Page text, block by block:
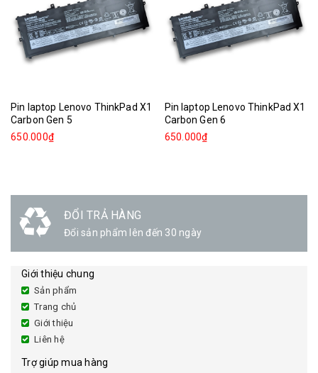
Pin laptop Lenovo ThinkPad X1
Carbon Gen 5
650.000₫
Pin laptop Lenovo ThinkPad X1
Carbon Gen 6
650.000₫
ĐỔI TRẢ HÀNG
Đổi sản phẩm lên đến 30 ngày
Giới thiệu chung
Sản phẩm
Trang chủ
Giới thiệu
Liên hệ
Trợ giúp mua hàng